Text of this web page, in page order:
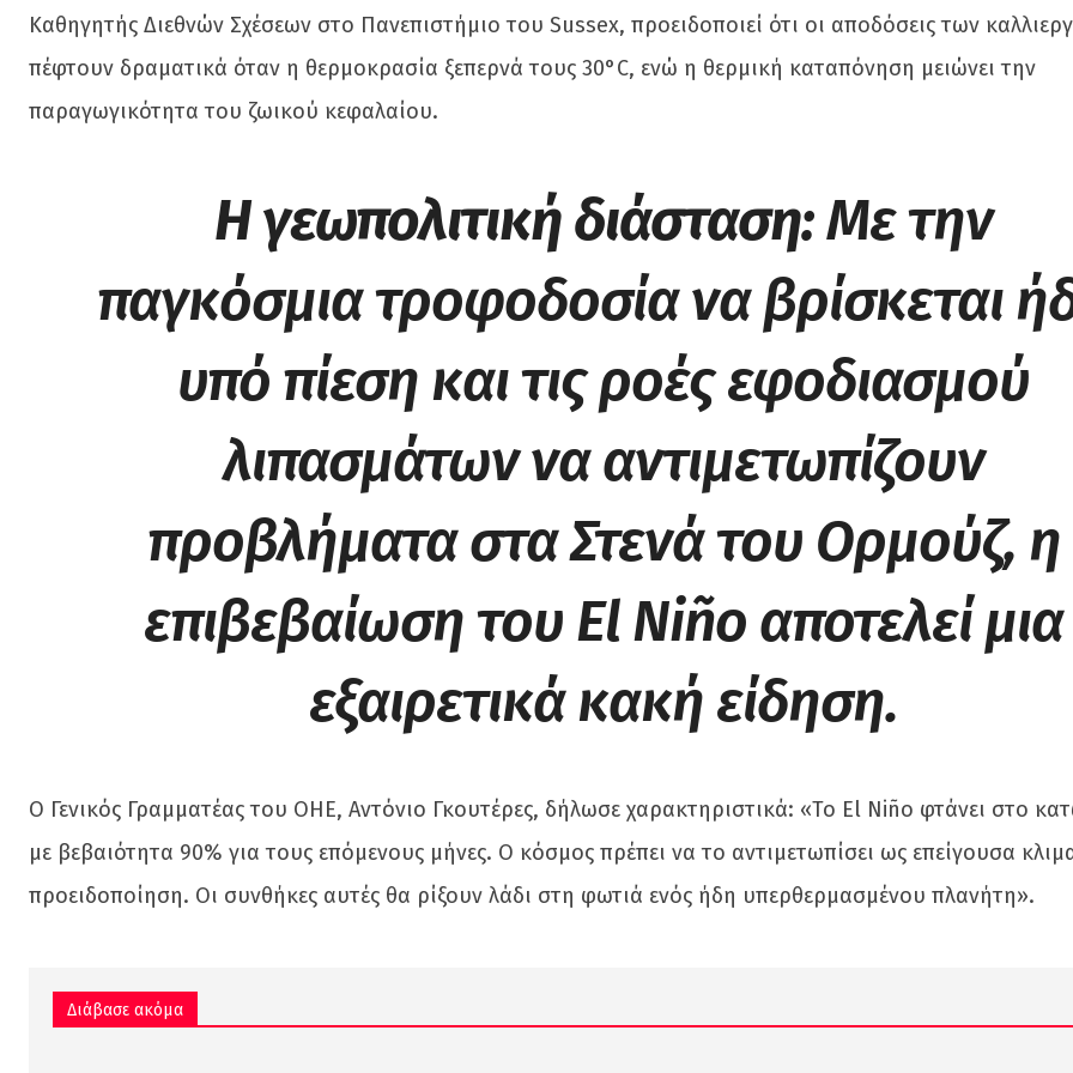
Καθηγητής Διεθνών Σχέσεων στο Πανεπιστήμιο του Sussex, προειδοποιεί ότι οι αποδόσεις των
πέφτουν δραματικά όταν η θερμοκρασία ξεπερνά τους 30°C, ενώ η θερμική καταπόνηση μειώνει την
παραγωγικότητα του ζωικού κεφαλαίου.
Η γεωπολιτική διάσταση:Με την
παγκόσμια τροφοδοσία να βρίσκεται
υπό πίεση και τις ροές εφοδιασμού
λιπασμάτων να αντιμετωπίζουν
προβλήματα στα Στενά του Ορμούζ, η
επιβεβαίωση του El Niño αποτελεί μια
εξαιρετικά κακή είδηση.
Ο Γενικός Γραμματέας του ΟΗΕ, Αντόνιο Γκουτέρες, δήλωσε χαρακτηριστικά: «Το El Niño φτάνει στο
με βεβαιότητα 90% για τους επόμενους μήνες. Ο κόσμος πρέπει να το αντιμετωπίσει ως επείγουσα
προειδοποίηση. Οι συνθήκες αυτές θα ρίξουν λάδι στη φωτιά ενός ήδη υπερθερμασμένου πλανήτη».
Διάβασε ακόμα